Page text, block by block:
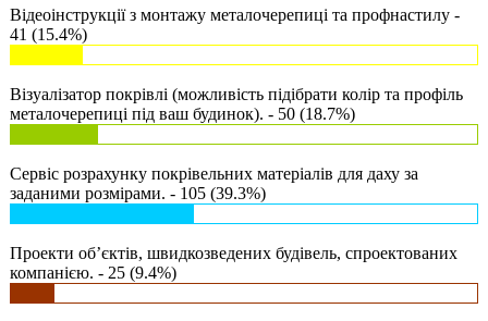
Відеоінструкції з монтажу металочерепиці та профнастилу -
41 (15.4%)
Візуалізатор покрівлі (можливість підібрати колір та профіль
металочерепиці під ваш будинок). - 50 (18.7%)
Сервіс розрахунку покрівельних матеріалів для даху за
заданими розмірами. - 105 (39.3%)
Проекти об’єктів, швидкозведених будівель, спроектованих
компанією. - 25 (9.4%)